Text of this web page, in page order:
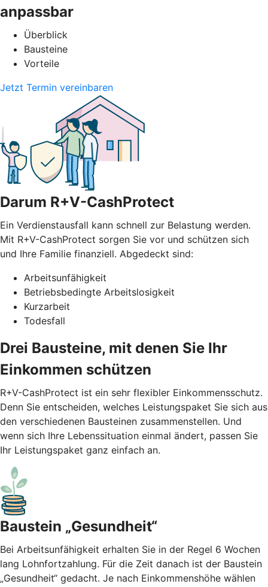
anpassbar
Überblick
Bausteine
Vorteile
Jetzt Termin vereinbaren
Darum R+V-CashProtect
Ein Verdienstausfall kann schnell zur Belastung werden.
Mit R+V-CashProtect sorgen Sie vor und schützen sich
und Ihre Familie finanziell. Abgedeckt sind:
Arbeitsunfähigkeit
Betriebsbedingte Arbeitslosigkeit
Kurzarbeit
Todesfall
Drei Bausteine, mit denen Sie Ihr
Einkommen schützen
R+V-CashProtect ist ein sehr flexibler Einkommensschutz.
Denn Sie entscheiden, welches Leistungspaket Sie sich aus
den verschiedenen Bausteinen zusammenstellen. Und
wenn sich Ihre Lebenssituation einmal ändert, passen Sie
Ihr Leistungspaket ganz einfach an.
Baustein „Gesundheit“
Bei Arbeitsunfähigkeit erhalten Sie in der Regel 6 Wochen
lang Lohnfortzahlung. Für die Zeit danach ist der Baustein
„Gesundheit“ gedacht. Je nach Einkommenshöhe wählen